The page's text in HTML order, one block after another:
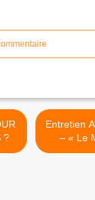
?
Entretien
– « Le